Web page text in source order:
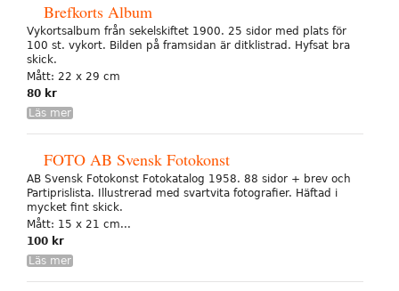
Brefkorts Album
Vykortsalbum från sekelskiftet 1900. 25 sidor med plats för
100 st. vykort. Bilden på framsidan är ditklistrad. Hyfsat bra
skick.
Mått: 22 x 29 cm
80 kr
Läs mer
FOTO AB Svensk Fotokonst
AB Svensk Fotokonst Fotokatalog 1958. 88 sidor + brev och
Partiprislista. Illustrerad med svartvita fotografier. Häftad i
mycket fint skick.
Mått: 15 x 21 cm...
100 kr
Läs mer